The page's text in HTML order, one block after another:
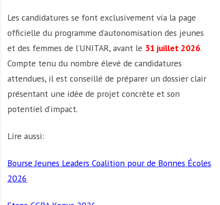
Les candidatures se font exclusivement via la page
officielle du programme d’autonomisation des jeunes
et des femmes de l’UNITAR, avant le 31 juillet 2026.
Compte tenu du nombre élevé de candidatures
attendues, il est conseillé de préparer un dossier clair
présentant une idée de projet concrète et son
potentiel d’impact.
Lire aussi:
Bourse Jeunes Leaders Coalition pour de Bonnes Écoles
2026